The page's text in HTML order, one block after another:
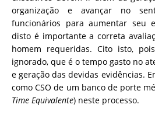
organização e avançar no
funcionários para aumentar seu
disto é importante a correta
homem requeridas. Cito isto,
ignorado, que é o tempo gasto no
e geração das devidas evidências.
como CSO de um banco de porte
Time Equivalente) neste processo.